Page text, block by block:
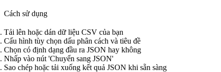
Cách sử dụng
Tải lên hoặc dán dữ liệu CSV của bạn
Cấu hình tùy chọn dấu phân cách và tiêu đề
Chọn có định dạng đầu ra JSON hay không
Nhấp vào nút 'Chuyển sang JSON'
Sao chép hoặc tải xuống kết quả JSON khi sẵn sàng